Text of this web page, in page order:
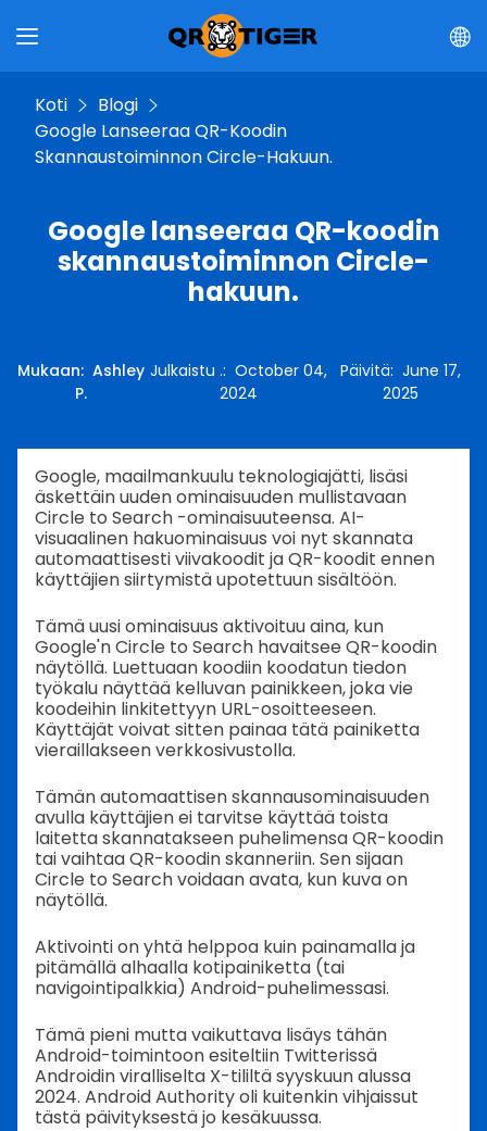
Koti
Blogi
Google Lanseeraa QR-Koodin
Skannaustoiminnon Circle-Hakuun.
Google lanseeraa QR-koodin
skannaustoiminnon Circle-
hakuun.
Mukaan: Ashley
P.
Julkaistu .: October 04,
2024
Päivitä:June 17,
2025
Google, maailmankuulu teknologiajätti, lisäsi
äskettäin uuden ominaisuuden mullistavaan
Circle to Search -ominaisuuteensa. AI-
visuaalinen hakuominaisuus voi nyt skannata
automaattisesti viivakoodit ja QR-koodit ennen
käyttäjien siirtymistä upotettuun sisältöön.
Tämä uusi ominaisuus aktivoituu aina, kun
Google'n Circle to Search havaitsee QR-koodin
näytöllä. Luettuaan koodiin koodatun tiedon
työkalu näyttää kelluvan painikkeen, joka vie
koodeihin linkitettyyn URL-osoitteeseen.
Käyttäjät voivat sitten painaa tätä painiketta
vieraillakseen verkkosivustolla.
Tämän automaattisen skannausominaisuuden
avulla käyttäjien ei tarvitse käyttää toista
laitetta skannatakseen puhelimensa QR-koodin
tai vaihtaa QR-koodin skanneriin. Sen sijaan
Circle to Search voidaan avata, kun kuva on
näytöllä.
Aktivointi on yhtä helppoa kuin painamalla ja
pitämällä alhaalla kotipainiketta (tai
navigointipalkkia) Android-puhelimessasi.
Tämä pieni mutta vaikuttava lisäys tähän
Android-toimintoon esiteltiin Twitterissä
Androidin viralliselta X-tililtä syyskuun alussa
2024. Android Authority oli kuitenkin vihjaissut
tästä päivityksestä jo kesäkuussa.